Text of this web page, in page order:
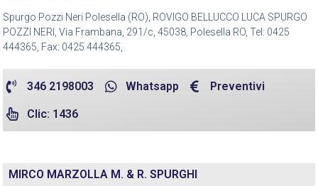
Spurgo Pozzi Neri Polesella (RO), ROVIGO BELLUCCO LUCA SPURGO
POZZI NERI, Via Frambana, 291/c, 45038, Polesella RO, Tel: 0425
444365, Fax: 0425 444365,
346 2198003 Whatsapp Preventivi
Clic: 1436
MIRCO MARZOLLA M. & R. SPURGHI